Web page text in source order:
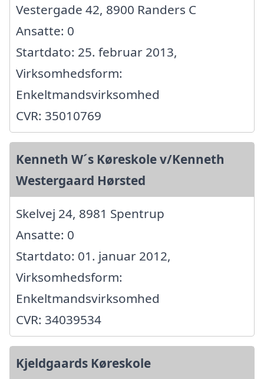
Vestergade 42, 8900 Randers C
Ansatte: 0
Startdato: 25. februar 2013,
Virksomhedsform:
Enkeltmandsvirksomhed
CVR: 35010769
Kenneth W´s Køreskole v/Kenneth
Westergaard Hørsted
Skelvej 24, 8981 Spentrup
Ansatte: 0
Startdato: 01. januar 2012,
Virksomhedsform:
Enkeltmandsvirksomhed
CVR: 34039534
Kjeldgaards Køreskole